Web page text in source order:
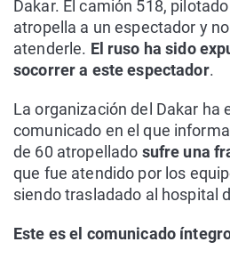
Dakar. El camión 518,
atropella a un espectador y
atenderle. El ruso ha sido
socorrer a este espectador.
La organización del Dakar ha
comunicado en el que
de 60 atropellado sufre una
que fue atendido por los
siendo trasladado al hospital
Este es el comunicado